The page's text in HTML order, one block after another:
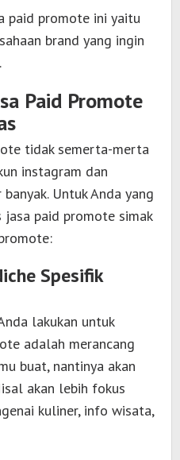
paid promote ini yaitu
brand yang ingin
Paid Promote
tidak semerta-merta
instagram dan
Untuk Anda yang
jasa paid promote simak
:
Spesifik
lakukan untuk
adalah merancang
buat, nantinya akan
akan lebih fokus
kuliner, info wisata,